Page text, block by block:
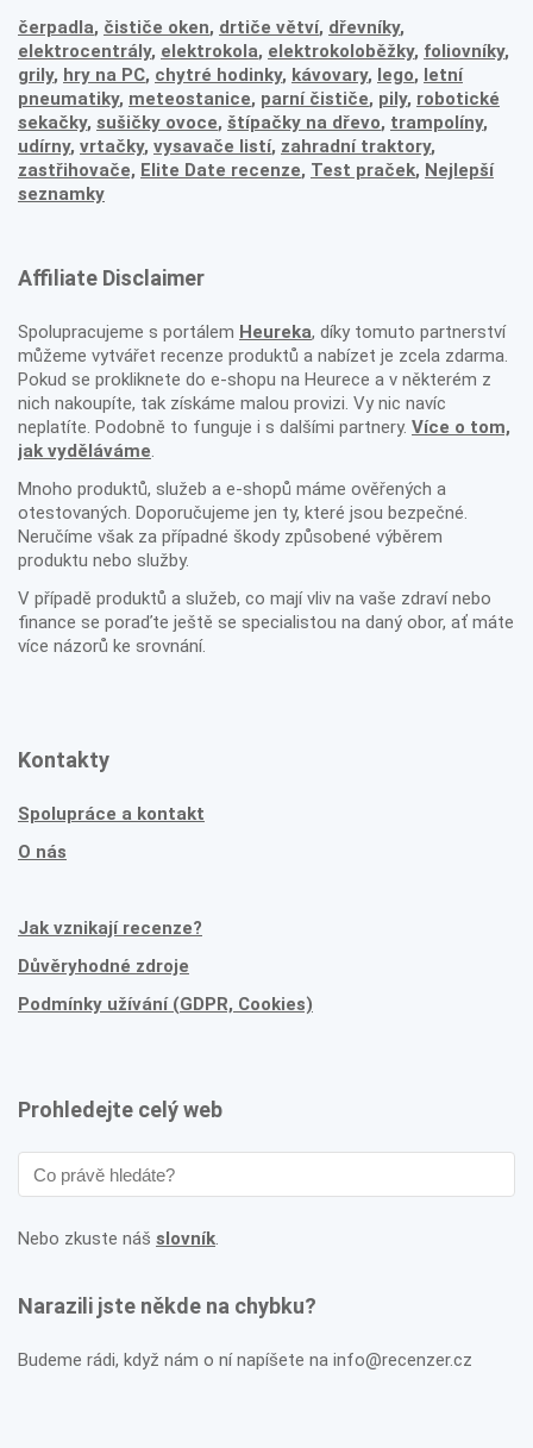
čerpadla, čističe oken, drtiče větví, dřevníky,
elektrocentrály, elektrokola, elektrokoloběžky, foliovníky,
grily, hry na PC, chytré hodinky, kávovary, lego, letní
pneumatiky, meteostanice, parní čističe, pily, robotické
sekačky, sušičky ovoce, štípačky na dřevo, trampolíny,
udírny, vrtačky, vysavače listí, zahradní traktory,
zastřihovače, Elite Date recenze, Test praček, Nejlepší
seznamky
Affiliate Disclaimer
Spolupracujeme s portálem Heureka, díky tomuto partnerství
můžeme vytvářet recenze produktů a nabízet je zcela zdarma.
Pokud se prokliknete do e-shopu na Heurece a v některém z
nich nakoupíte, tak získáme malou provizi. Vy nic navíc
neplatíte. Podobně to funguje i s dalšími partnery. Více o tom,
jak vyděláváme.
Mnoho produktů, služeb a e-shopů máme ověřených a
otestovaných. Doporučujeme jen ty, které jsou bezpečné.
Neručíme však za případné škody způsobené výběrem
produktu nebo služby.
V případě produktů a služeb, co mají vliv na vaše zdraví nebo
finance se poraďte ještě se specialistou na daný obor, ať máte
více názorů ke srovnání.
Kontakty
Spolupráce a kontakt
O nás
Jak vznikají recenze?
Důvěryhodné zdroje
Podmínky užívání (GDPR, Cookies)
Prohledejte celý web
Nebo zkuste náš slovník.
Narazili jste někde na chybku?
Budeme rádi, když nám o ní napíšete na info@recenzer.cz